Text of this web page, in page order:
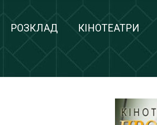
РОЗКЛАД КІНОТЕАТРИ